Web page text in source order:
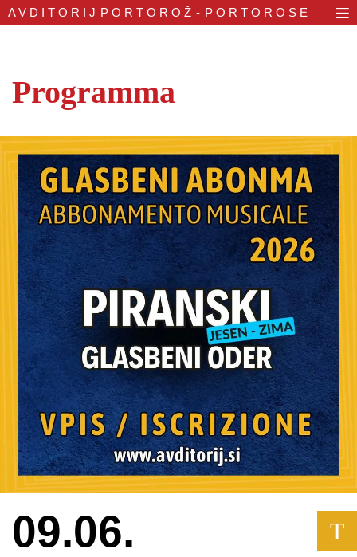
AVDITORIJ PORTOROŽ - PORTOROSE
Programma
09.06. T